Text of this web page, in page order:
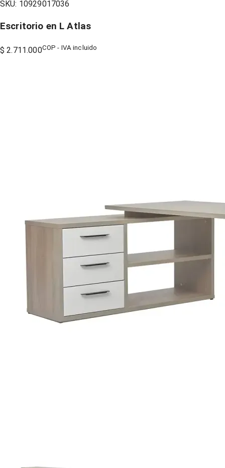
SKU: 10929017036
Escritorio en L Atlas
$ 2.711.000COP - IVA incluido